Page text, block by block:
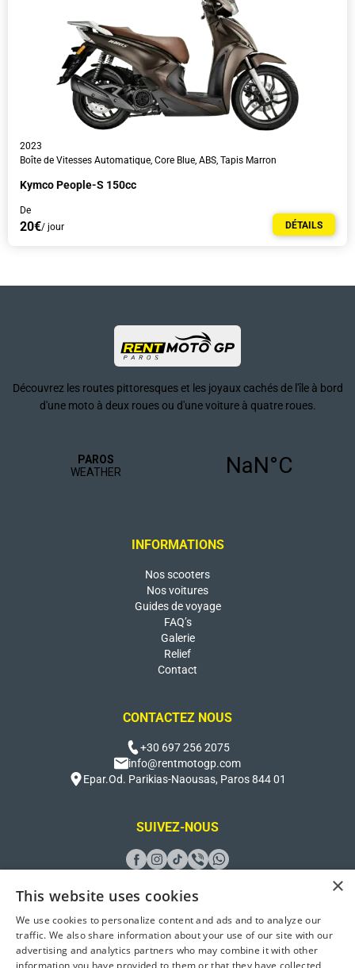
2023
Boîte de Vitesses Automatique, Core Blue, ABS, Tapis Marron
Kymco People-S 150cc
De
20€/ jour DÉTAILS
Découvrez les routes pittoresques et les joyaux cachés de l'île à bord
d'une moto à deux roues ou d'une voiture à quatre roues.
INFORMATIONS
Nos scooters
Nos voitures
Guides de voyage
FAQ’s
Galerie
Relief
Contact
CONTACTEZ NOUS
+30 697 256 2075
info@rentmotogp.com
Epar.Od. Parikias-Naousas, Paros 844 01
SUIVEZ-NOUS
Conçu et développé par Better Host
2026 Rent Moto GP Paros. Tous droits réservés
×
This website uses cookies
We use cookies to personalize content and ads and to analyze our
traffic. We also share information about your use of our site with our
advertising and analytics partners who may combine it with other
information you have provided to them or that they have collected